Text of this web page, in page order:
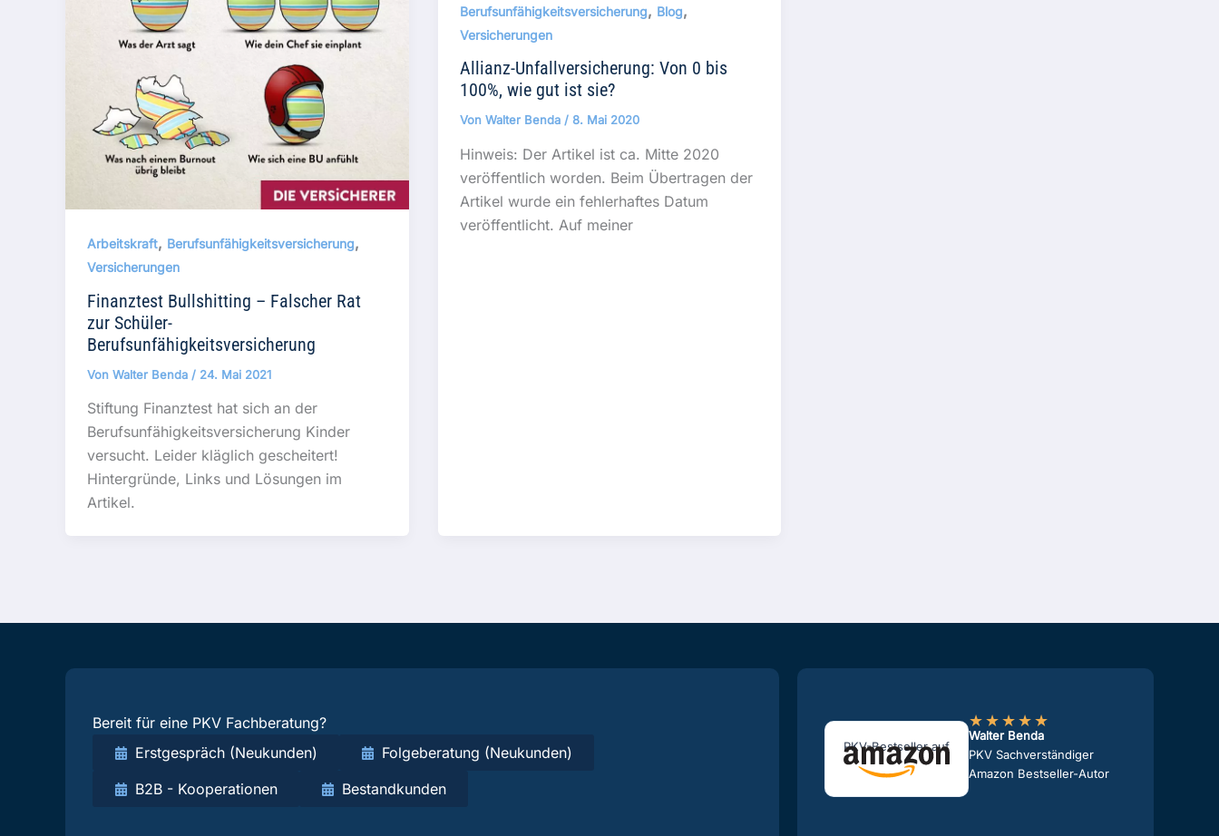
Arbeitskraft, Berufsunfähigkeitsversicherung,
Versicherungen
Finanztest Bullshitting – Falscher Rat
zur Schüler-
Berufsunfähigkeitsversicherung
Von Walter Benda / 24. Mai 2021
Stiftung Finanztest hat sich an der
Berufsunfähigkeitsversicherung Kinder
versucht. Leider kläglich gescheitert!
Hintergründe, Links und Lösungen im
Artikel.
Berufsunfähigkeitsversicherung, Blog,
Versicherungen
Allianz-Unfallversicherung: Von 0 bis
100%, wie gut ist sie?
Von Walter Benda / 8. Mai 2020
Hinweis: Der Artikel ist ca. Mitte 2020
veröffentlich worden. Beim Übertragen der
Artikel wurde ein fehlerhaftes Datum
veröffentlicht. Auf meiner
Bereit für eine PKV Fachberatung?
Erstgespräch (Neukunden)
Folgeberatung (Neukunden)
B2B - Kooperationen
Bestandkunden
PKV-Bestseller auf
★★★★★
Walter Benda
PKV Sachverständiger
Amazon Bestseller-Autor